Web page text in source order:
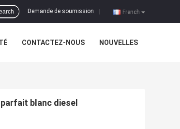
French
Demande de soumission
CONTACTEZ-NOUS NOUVELLES
blanc diesel